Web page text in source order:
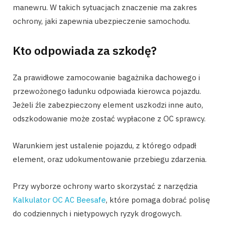
manewru. W takich sytuacjach znaczenie ma zakres
ochrony, jaki zapewnia ubezpieczenie samochodu.
Kto odpowiada za szkodę?
Za prawidłowe zamocowanie bagażnika dachowego i
przewożonego ładunku odpowiada kierowca pojazdu.
Jeżeli źle zabezpieczony element uszkodzi inne auto,
odszkodowanie może zostać wypłacone z OC sprawcy.
Warunkiem jest ustalenie pojazdu, z którego odpadł
element, oraz udokumentowanie przebiegu zdarzenia.
Przy wyborze ochrony warto skorzystać z narzędzia
Kalkulator OC AC Beesafe, które pomaga dobrać polisę
do codziennych i nietypowych ryzyk drogowych.